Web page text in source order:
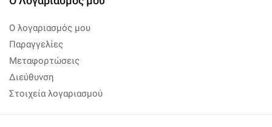
Ο λογαριασμός μου
Παραγγελίες
Μεταφορτώσεις
Διεύθυνση
Στοιχεία λογαριασμού